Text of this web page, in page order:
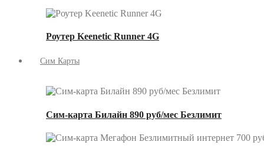
Роутер Keenetic Runner 4G
Сим Карты
Сим-карта Билайн 890 руб/мес Безлимит